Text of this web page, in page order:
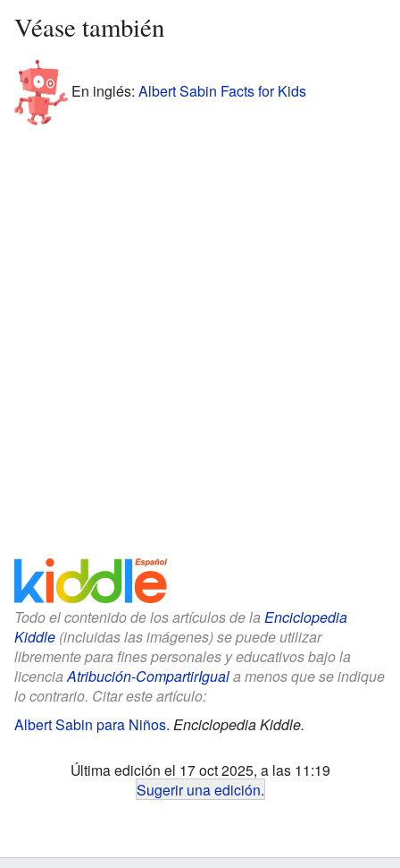
Véase también
En inglés: Albert Sabin Facts for Kids
Todo el contenido de los artículos de la Enciclopedia
Kiddle (incluidas las imágenes) se puede utilizar
libremente para fines personales y educativos bajo la
licenciaAtribución-CompartirIguala menos que se indique
lo contrario. Citar este artículo:
Albert Sabin para Niños. Enciclopedia Kiddle.
Última edición el 17 oct 2025, a las 11:19
Sugerir una edición.